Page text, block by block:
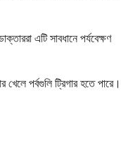
এটি সাবধানে পর্যবেক্ষণ
পর্বগুলি ট্রিগার হতে পারে।